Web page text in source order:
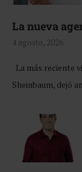
La nueva
4 agosto, 2026
La más reciente
Sheinbaum, dejó